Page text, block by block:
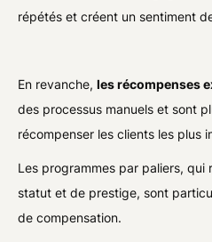
répétés et créent un sentiment
En revanche,les récompenses
des processus manuels et sont
récompenser les clients les plus
Les programmes par paliers,
statut et de prestige, sont
de compensation.